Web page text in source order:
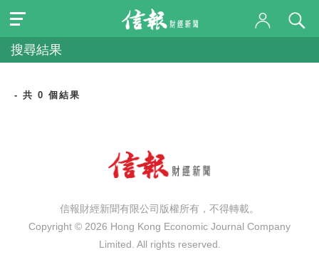
搜尋結果
- 共 0 個結果
信報財經新聞有限公司版權所有，不得轉載。
Copyright © 2026 Hong Kong Economic Journal Company
Limited. All rights reserved.